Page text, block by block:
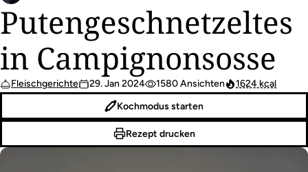
Putengeschnetzeltes
in Campignonsosse
Fleischgerichte 29. Jan 2024 1580 Ansichten 1624 kcal
Kochmodus starten
Rezept drucken